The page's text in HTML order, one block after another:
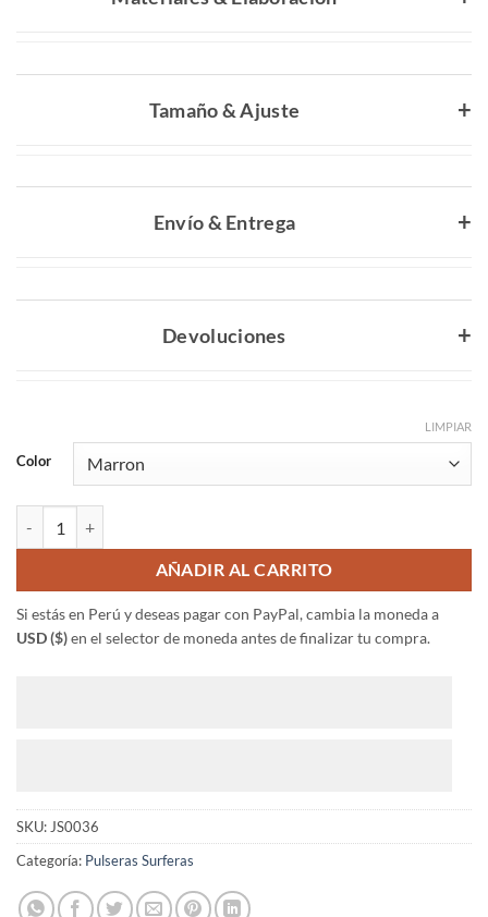
Tamaño & Ajuste
Envío & Entrega
Devoluciones
Color
LIMPIAR
AÑADIR AL CARRITO
Si estás en Perú y deseas pagar con PayPal, cambia la moneda a
USD ($)en el selector de moneda antes de finalizar tu compra.
SKU: JS0036
Categoría: Pulseras Surferas